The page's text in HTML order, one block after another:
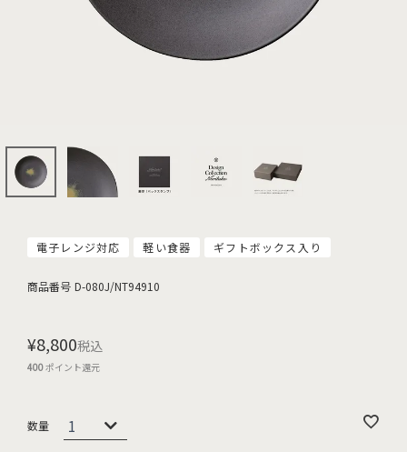
電子レンジ対応 軽い食器 ギフトボックス入り
商品番号 D-080J/NT94910
¥8,800税込
400ポイント還元